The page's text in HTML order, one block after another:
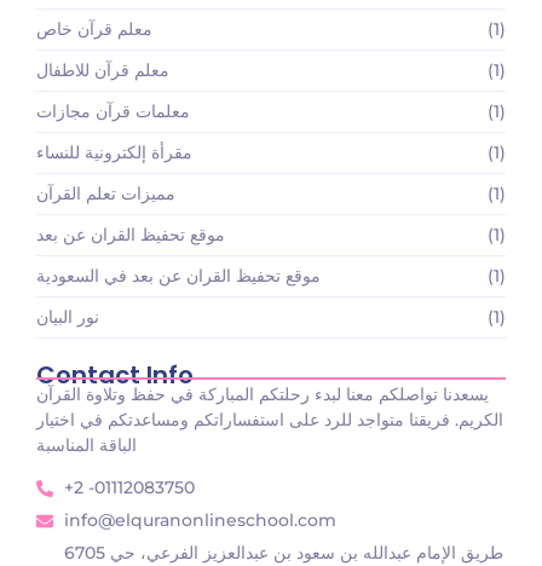
معلم قرآن خاص
(1)
معلم قرآن للاطفال
(1)
معلمات قرآن مجازات
(1)
مقرأة إلكترونية للنساء
(1)
مميزات تعلم القرآن
(1)
موقع تحفيظ القران عن بعد
(1)
موقع تحفيظ القران عن بعد في السعودية
(1)
نور البيان
(1)
Contact Info
يسعدنا تواصلكم معنا لبدء رحلتكم المباركة في حفظ وتلاوة القرآن
الكريم. فريقنا متواجد للرد على استفساراتكم ومساعدتكم في اختيار
الباقة المناسبة
+2 -01112083750
info@elquranonlineschool.com
6705 طريق الإمام عبدالله بن سعود بن عبدالعزيز الفرعي، حي